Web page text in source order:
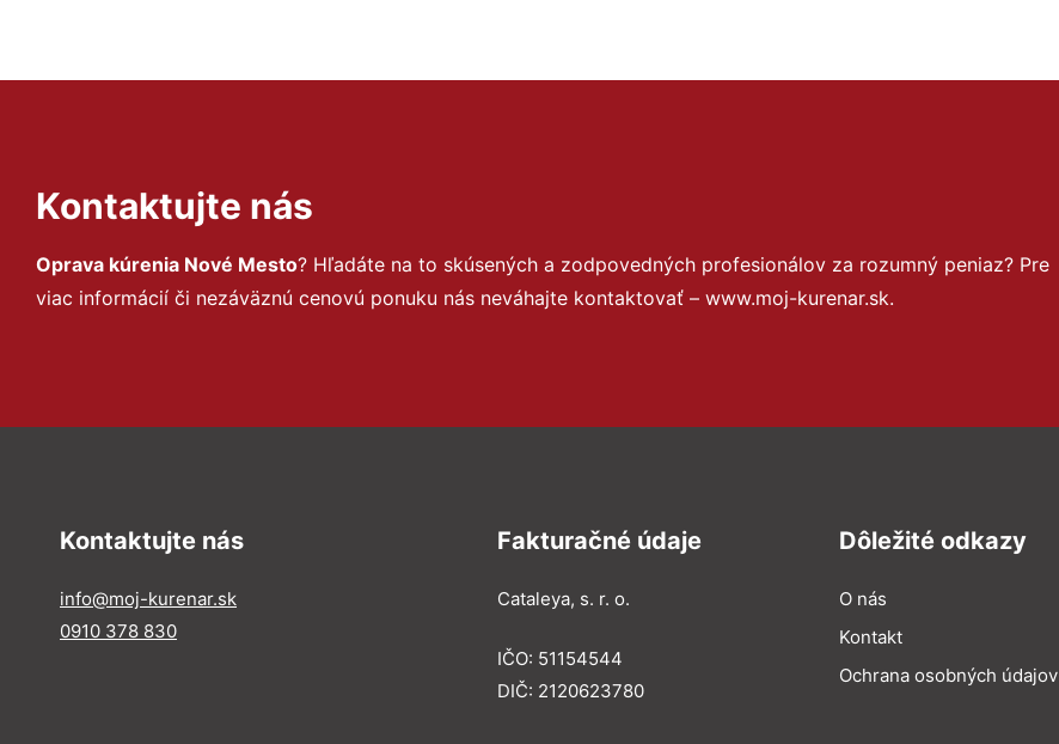
Kontaktujte nás
Oprava kúrenia Nové Mesto? Hľadáte na to skúsených a zodpovedných profesionálov za rozumný peniaz? Pre
viac informácií či nezáväznú cenovú ponuku nás neváhajte kontaktovať – www.moj-kurenar.sk.
Kontaktujte nás
info@moj-kurenar.sk
0910 378 830
Fakturačné údaje
Cataleya, s. r. o.
IČO: 51154544
DIČ: 2120623780
Dôležité odkazy
O nás
Kontakt
Ochrana osobných údajov